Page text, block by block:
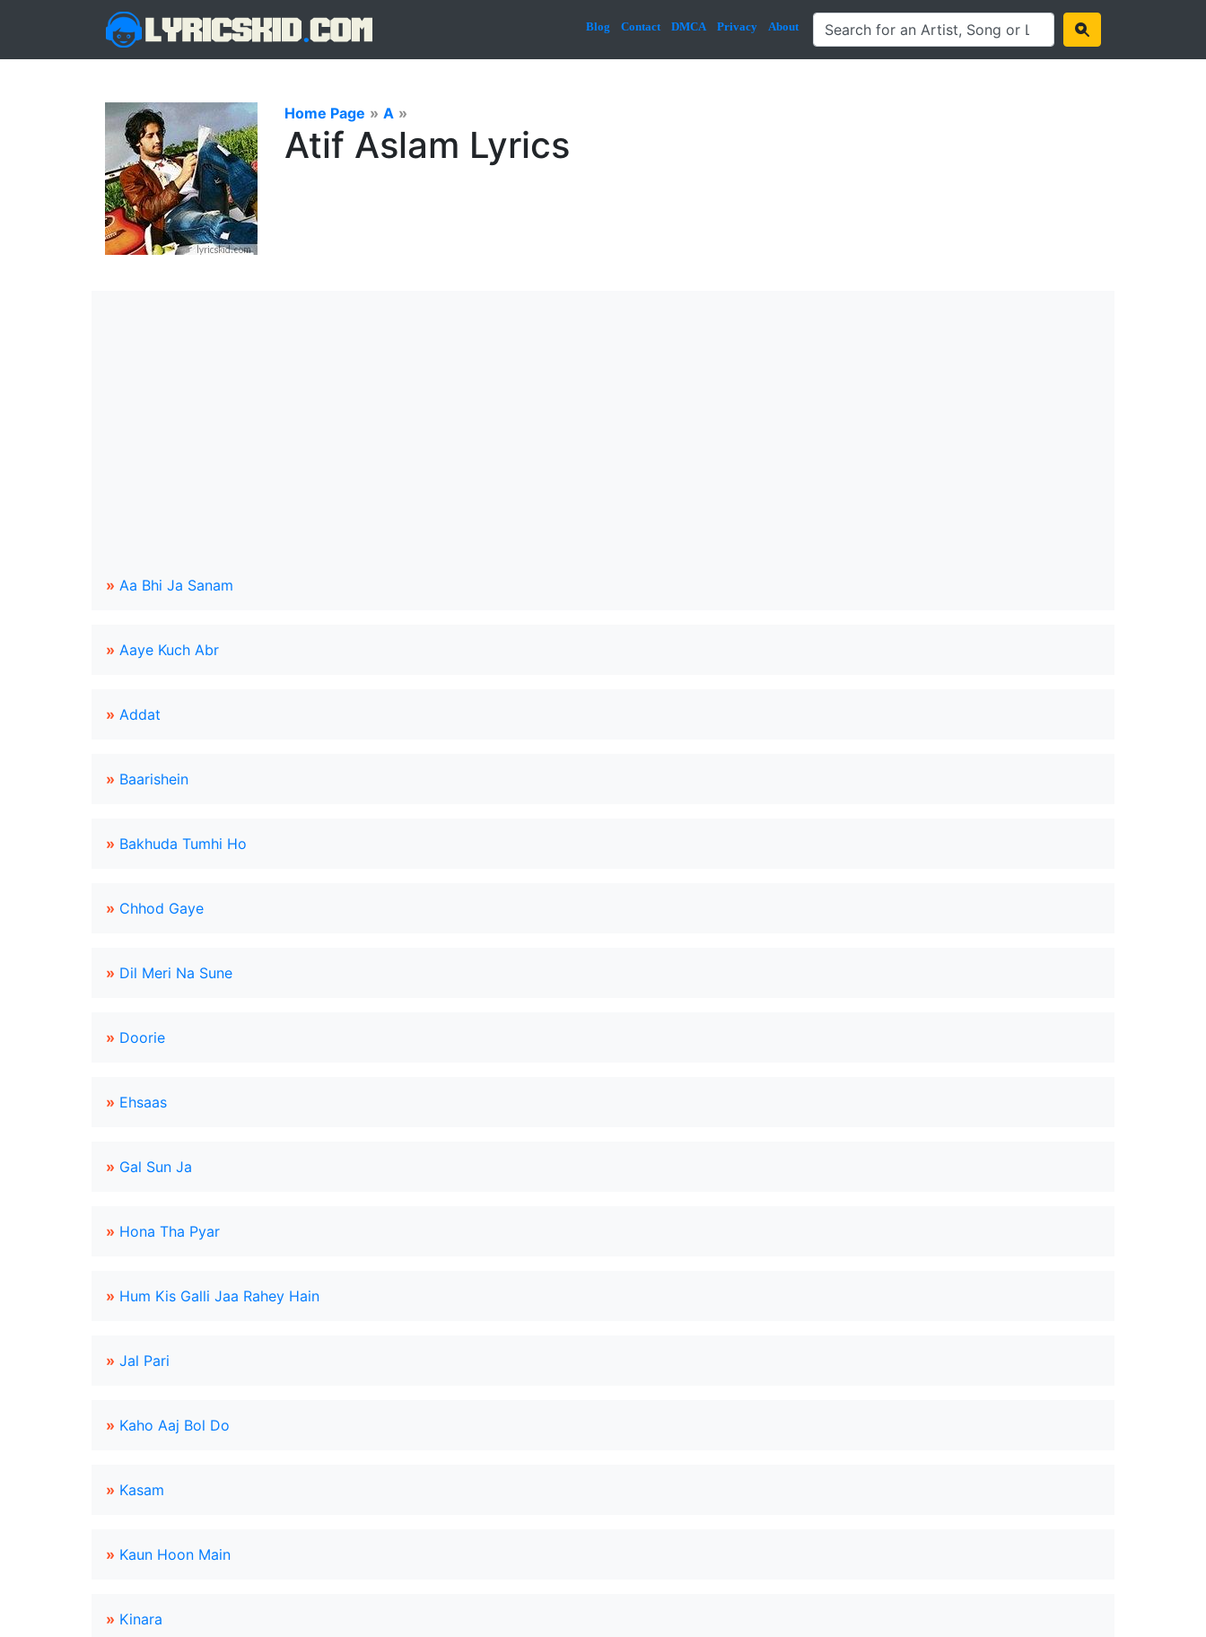
Blog Contact DMCA Privacy About
Home Page » A »
Atif Aslam Lyrics
» Aa Bhi Ja Sanam
» Aaye Kuch Abr
» Addat
» Baarishein
» Bakhuda Tumhi Ho
» Chhod Gaye
» Dil Meri Na Sune
» Doorie
» Ehsaas
» Gal Sun Ja
» Hona Tha Pyar
» Hum Kis Galli Jaa Rahey Hain
» Jal Pari
» Kaho Aaj Bol Do
» Kasam
» Kaun Hoon Main
» Kinara